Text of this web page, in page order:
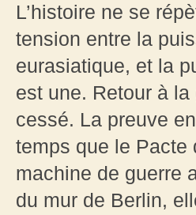
L’histoire ne se
tension entre la
eurasiatique, et la
est une. Retour à la
cessé. La preuve
temps que le Pacte
machine de guerre
du mur de Berlin,